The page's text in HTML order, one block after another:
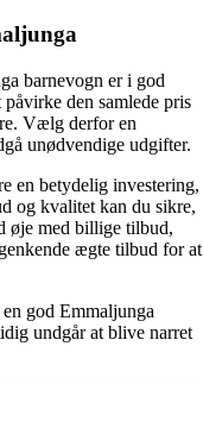
barnevogn er i god
den samlede pris
Vælg derfor en
unødvendige udgifter.
en betydelig investering,
og kvalitet kan du sikre,
øje med billige tilbud,
ægte tilbud for at
god Emmaljunga
undgår at blive narret